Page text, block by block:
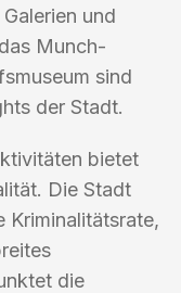
und
Munch-
sind
der Stadt.
bietet
Die Stadt
Kriminalitätsrate,
die